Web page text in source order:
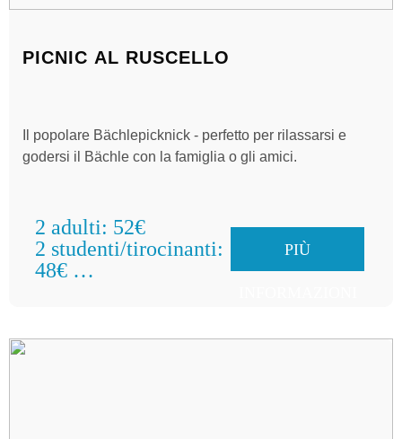
PICNIC AL RUSCELLO
Il popolare Bächlepicknick - perfetto per rilassarsi e
godersi il Bächle con la famiglia o gli amici.
2 adulti: 52€
2 studenti/tirocinanti:
48€
PIÙ